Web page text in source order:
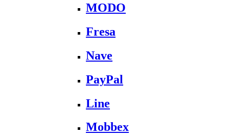
MODO
Fresa
Nave
PayPal
Line
Mobbex